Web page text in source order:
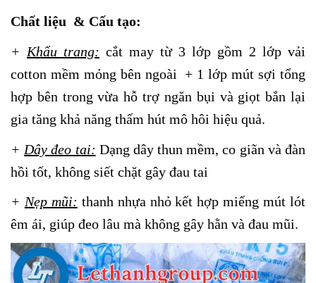
Chất liệu & Cấu tạo:
+ Khẩu trang: cắt may từ 3 lớp gồm 2 lớp vải
cotton mềm mỏng bên ngoài + 1 lớp mút sợi tổng
hợp bên trong vừa hỗ trợ ngăn bụi và giọt bắn lại
gia tăng khả năng thấm hút mô hôi hiệu quả.
+ Dây đeo tai: Dạng dây thun mềm, co giãn và đàn
hồi tốt, không siết chặt gây đau tai
+ Nẹp mũi: thanh nhựa nhỏ kết hợp miếng mút lót
êm ái, giúp đeo lâu mà không gây hằn và đau mũi.